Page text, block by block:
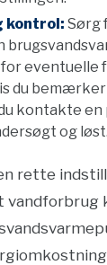
kontrol: Sørg
eventuelle
du
kontakte
og løst.
rette